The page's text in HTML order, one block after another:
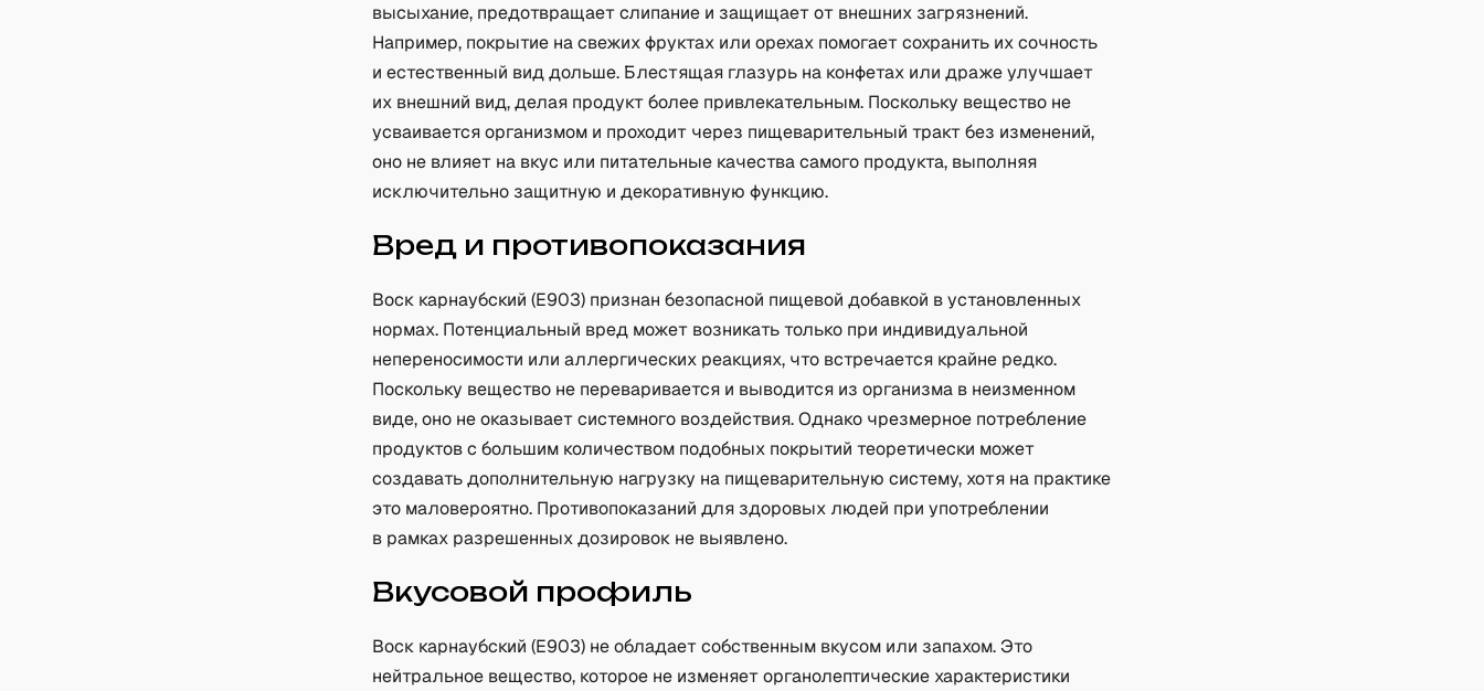
высыхание, предотвращает слипание и защищает от внешних загрязнений.
Например, покрытие на свежих фруктах или орехах помогает сохранить их сочность
и естественный вид дольше. Блестящая глазурь на конфетах или драже улучшает
их внешний вид, делая продукт более привлекательным. Поскольку вещество не
усваивается организмом и проходит через пищеварительный тракт без изменений,
оно не влияет на вкус или питательные качества самого продукта, выполняя
исключительно защитную и декоративную функцию.
Вред и противопоказания
Воск карнаубский (Е903) признан безопасной пищевой добавкой в установленных
нормах. Потенциальный вред может возникать только при индивидуальной
непереносимости или аллергических реакциях, что встречается крайне редко.
Поскольку вещество не переваривается и выводится из организма в неизменном
виде, оно не оказывает системного воздействия. Однако чрезмерное потребление
продуктов с большим количеством подобных покрытий теоретически может
создавать дополнительную нагрузку на пищеварительную систему, хотя на практике
это маловероятно. Противопоказаний для здоровых людей при употреблении
в рамках разрешенных дозировок не выявлено.
Вкусовой профиль
Воск карнаубский (Е903) не обладает собственным вкусом или запахом. Это
нейтральное вещество, которое не изменяет органолептические характеристики